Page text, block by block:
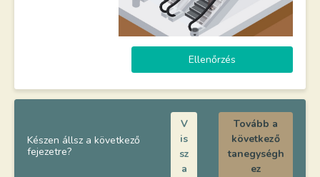
Ellenőrzés
Készen állsz a következő
fejezetre?
V
is
sz
a
Tovább a
következő
tanegységh
ez